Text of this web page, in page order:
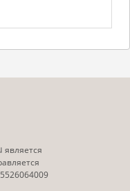
является